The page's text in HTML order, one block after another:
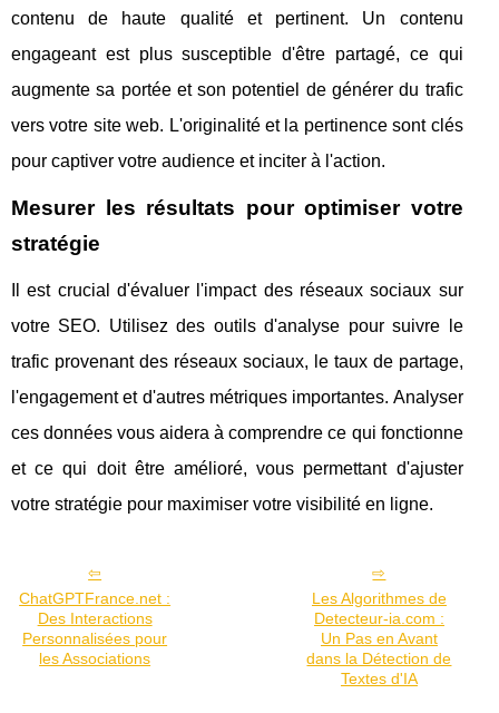
contenu de haute qualité et pertinent. Un contenu
engageant est plus susceptible d'être partagé, ce qui
augmente sa portée et son potentiel de générer du trafic
vers votre site web. L'originalité et la pertinence sont clés
pour captiver votre audience et inciter à l'action.
Mesurer les résultats pour optimiser votre
stratégie
Il est crucial d'évaluer l'impact des réseaux sociaux sur
votre SEO. Utilisez des outils d'analyse pour suivre le
trafic provenant des réseaux sociaux, le taux de partage,
l'engagement et d'autres métriques importantes. Analyser
ces données vous aidera à comprendre ce qui fonctionne
et ce qui doit être amélioré, vous permettant d'ajuster
votre stratégie pour maximiser votre visibilité en ligne.
ChatGPTFrance.net :
Des Interactions
Personnalisées pour
les Associations
Les Algorithmes de
Detecteur-ia.com :
Un Pas en Avant
dans la Détection de
Textes d'IA